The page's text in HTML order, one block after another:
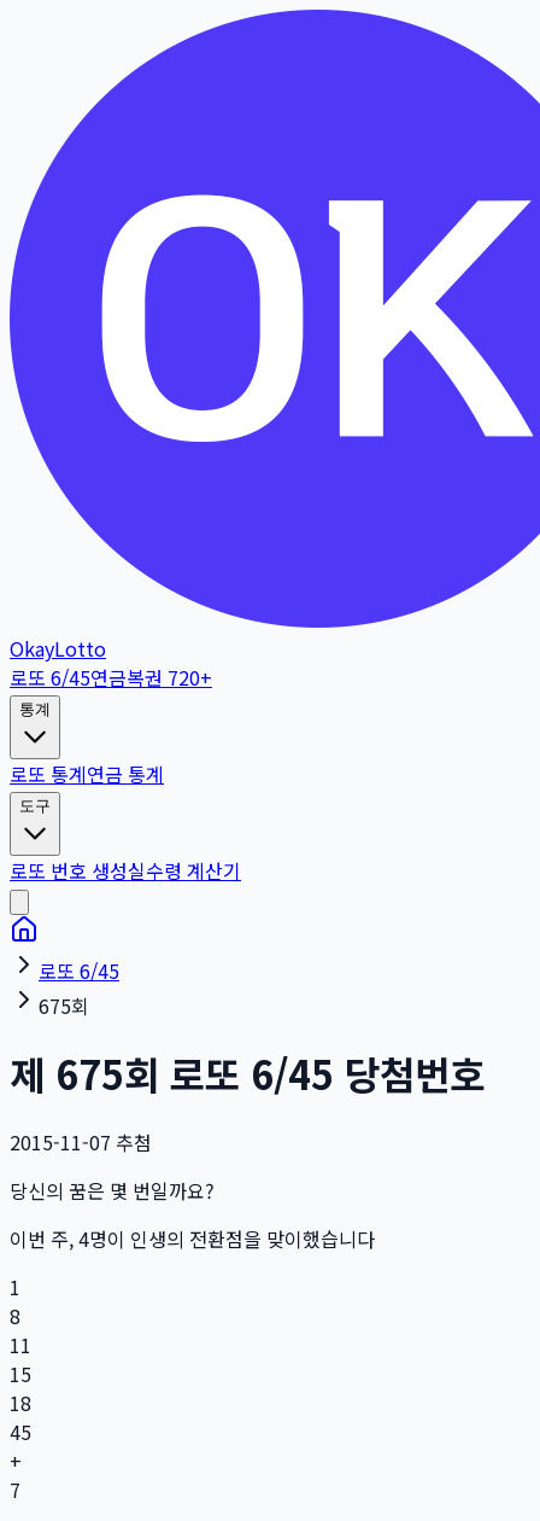
OkayLotto
로또 6/45연금복권 720+
통계
로또 통계연금 통계
도구
로또 번호 생성실수령 계산기
로또 6/45
675회
제 675회 로또 6/45 당첨번호
2015-11-07 추첨
당신의 꿈은 몇 번일까요?
이번 주,4명이 인생의 전환점을 맞이했습니다
1
8
11
15
18
45
+
7